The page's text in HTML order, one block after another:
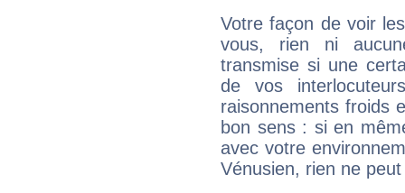
Votre façon de voir
vous, rien ni
transmise si une
de vos
raisonnements froids
bon sens : si en
avec votre
Vénusien, rien ne